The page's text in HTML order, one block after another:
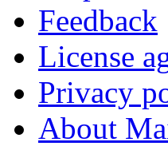
Feedback
License
Privacy
About